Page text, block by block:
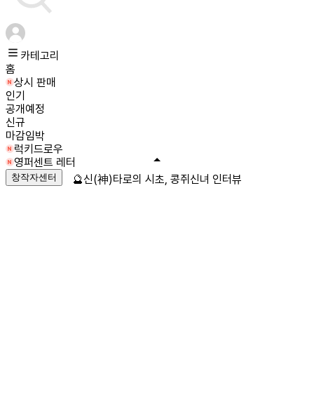
카테고리
홈
상시 판매
인기
공개예정
신규
마감임박
럭키드로우
영퍼센트 레터
창작자센터 🔮신(神)타로의 시초, 콩쥐신녀 인터뷰